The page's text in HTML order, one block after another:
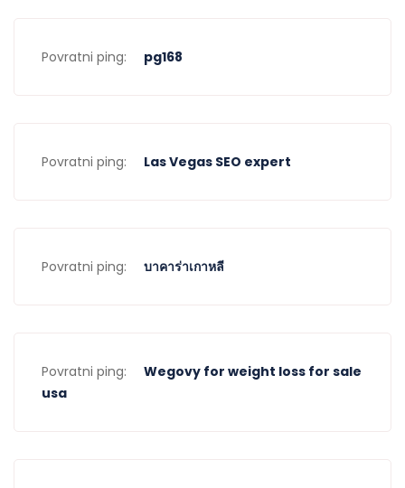
Povratni ping: pg168
Povratni ping: Las Vegas SEO expert
Povratni ping: บาคาร่าเกาหลี
Povratni ping:
Wegovy for weight loss for sale
usa